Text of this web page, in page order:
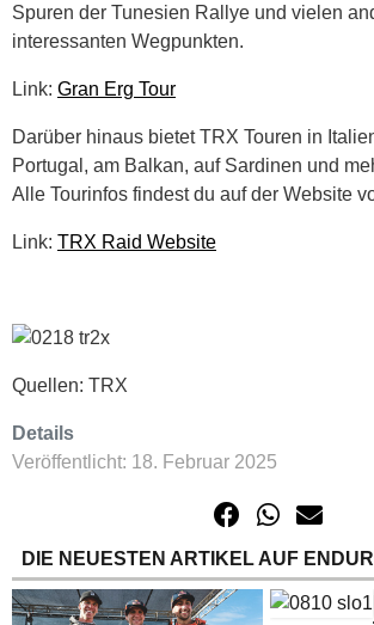
Spuren der Tunesien Rallye und vielen
interessanten Wegpunkten.
Link: Gran Erg Tour
Darüber hinaus bietet TRX Touren in
Portugal, am Balkan, auf Sardinen und
Alle Tourinfos findest du auf der Website
Link: TRX Raid Website
Quellen: TRX
Details
Veröffentlicht: 18. Februar 2025
DIE NEUESTEN ARTIKEL AUF